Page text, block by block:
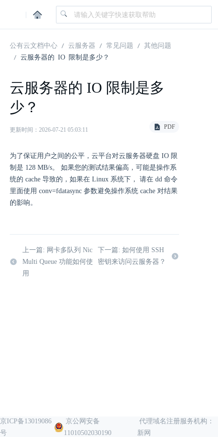
|
公有云文档中心 云服务器 常见问题
其他问题
云服务器的 IO 限制是多少？
云服务器的 IO 限制是多
少？
更新时间：2026-07-21 05:03:11 PDF
为了保证用户之间的公平，云平台对云服务器硬盘 IO 限
制是 128 MB/s。 如果您的测试结果偏高，可能是操作系
统的 cache 导致的，如果在 Linux 系统下， 请在 dd 命令
里面使用 conv=fdatasync 参数避免操作系统 cache 对结果
的影响。
上一篇: 网卡多队列 Nic
Multi Queue 功能如何使
用
下一篇: 如何使用 SSH
密钥来访问云服务器？
京ICP备13019086
号
京公网安备
11010502030190
代理域名注册服务机构：
新网